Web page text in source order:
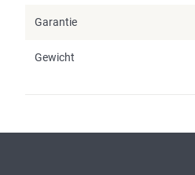
Garantie
Gewicht